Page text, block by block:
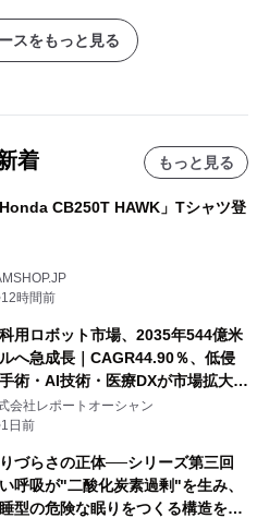
スをもっと見る
着 もっと見る
Honda CB250T HAWK」Tシャツ登
12時間前
用ロボット市場、2035年544億米
ルへ急成長｜CAGR44.90％、低侵
術・AI技術・医療DXが市場拡大を
会社レポートオーシャン
1日前
づらさの正体──シリーズ第三回
呼吸が"二酸化炭素過剰"を生み、
型の危険な眠りをつくる構造を解